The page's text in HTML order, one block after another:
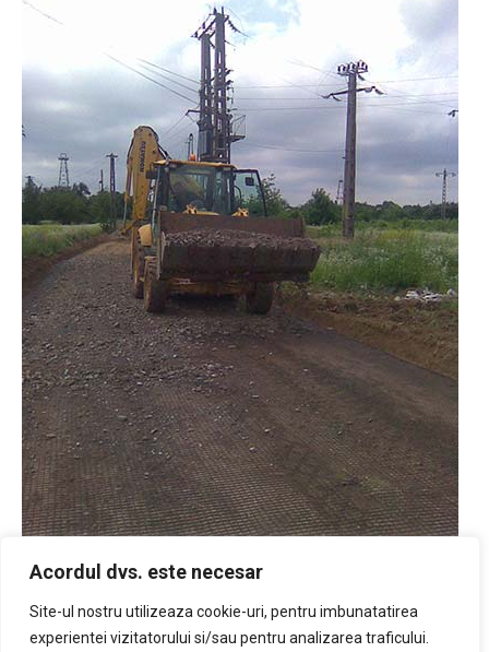
Acordul dvs. este necesar
Site-ul nostru utilizeaza cookie-uri, pentru imbunatatirea
experientei vizitatorului si/sau pentru analizarea traficului.